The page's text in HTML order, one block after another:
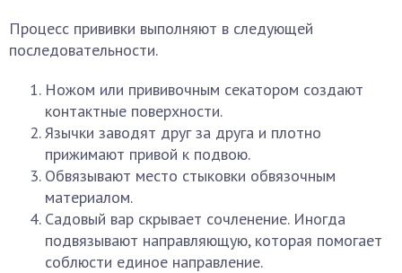
Процесс прививки выполняют в следующей
последовательности.
Ножом или прививочным секатором создают
контактные поверхности.
Язычки заводят друг за друга и плотно
прижимают привой к подвою.
Обвязывают место стыковки обвязочным
материалом.
Садовый вар скрывает сочленение. Иногда
подвязывают направляющую, которая помогает
соблюсти единое направление.